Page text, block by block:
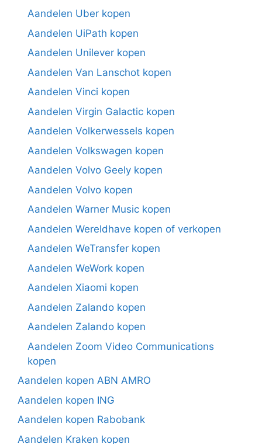
Aandelen Uber kopen
Aandelen UiPath kopen
Aandelen Unilever kopen
Aandelen Van Lanschot kopen
Aandelen Vinci kopen
Aandelen Virgin Galactic kopen
Aandelen Volkerwessels kopen
Aandelen Volkswagen kopen
Aandelen Volvo Geely kopen
Aandelen Volvo kopen
Aandelen Warner Music kopen
Aandelen Wereldhave kopen of verkopen
Aandelen WeTransfer kopen
Aandelen WeWork kopen
Aandelen Xiaomi kopen
Aandelen Zalando kopen
Aandelen Zalando kopen
Aandelen Zoom Video Communications
kopen
Aandelen kopen ABN AMRO
Aandelen kopen ING
Aandelen kopen Rabobank
Aandelen Kraken kopen